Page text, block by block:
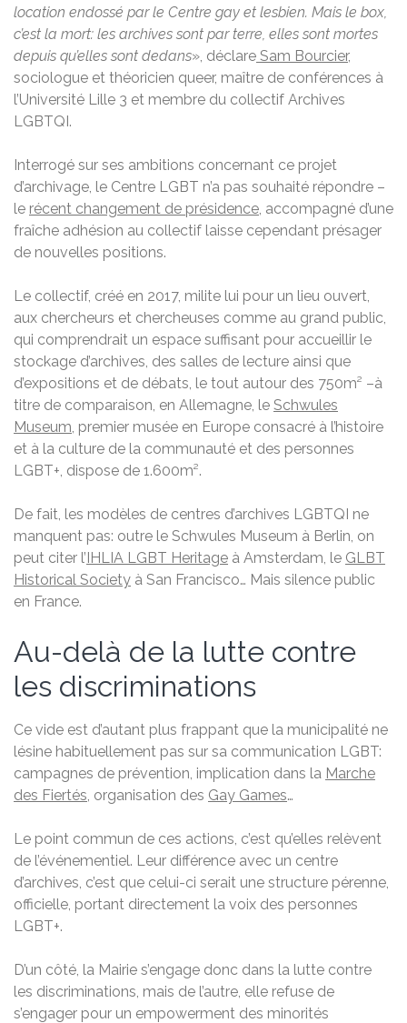
location endossé par le Centre gay et lesbien. Mais le box,
c’est la mort: les archives sont par terre, elles sont mortes
depuis qu’elles sont dedans», déclare Sam Bourcier,
sociologue et théoricien queer, maître de conférences à
l’Université Lille 3 et membre du collectif Archives
LGBTQI.
Interrogé sur ses ambitions concernant ce projet
d’archivage, le Centre LGBT n’a pas souhaité répondre –
le récent changement de présidence , accompagné d’une
fraîche adhésion au collectif laisse cependant présager
de nouvelles positions.
Le collectif, créé en 2017, milite lui pour un lieu ouvert,
aux chercheurs et chercheuses comme au grand public,
qui comprendrait un espace suffisant pour accueillir le
stockage d’archives, des salles de lecture ainsi que
d’expositions et de débats, le tout autour des 750m² –à
titre de comparaison, en Allemagne, le Schwules
Museum , premier musée en Europe consacré à l’histoire
et à la culture de la communauté et des personnes
LGBT+, dispose de 1.600m².
De fait, les modèles de centres d’archives LGBTQI ne
manquent pas: outre le Schwules Museum à Berlin, on
peut citer l’IHLIA LGBT Heritage à Amsterdam, le GLBT
Historical Society à San Francisco… Mais silence public
en France.
Au-delà de la lutte contre
les discriminations
Ce vide est d’autant plus frappant que la municipalité ne
lésine habituellement pas sur sa communication LGBT:
campagnes de prévention, implication dans la Marche
des Fiertés , organisation des Gay Games…
Le point commun de ces actions, c’est qu’elles relèvent
de l’événementiel. Leur différence avec un centre
d’archives, c’est que celui-ci serait une structure pérenne,
officielle, portant directement la voix des personnes
LGBT+.
D’un côté, la Mairie s’engage donc dans la lutte contre
les discriminations, mais de l’autre, elle refuse de
s’engager pour un empowerment des minorités